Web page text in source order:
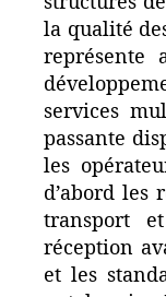
la qualité
représente
services
passante
les
d’abord les
transport
réception
et les